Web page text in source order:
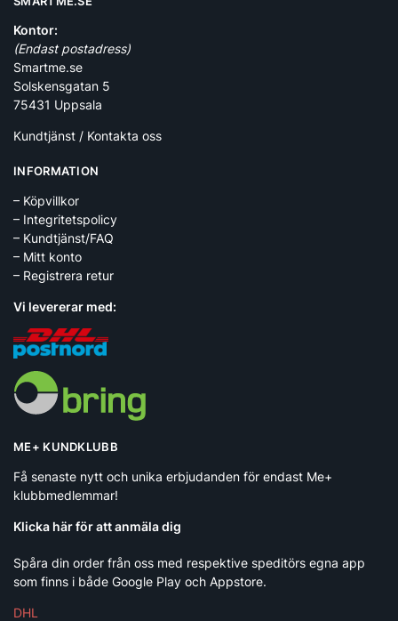
Kontor:
(Endast postadress)
Smartme.se
Solskensgatan 5
75431 Uppsala
Kundtjänst / Kontakta oss
INFORMATION
– Köpvillkor
– Integritetspolicy
– Kundtjänst/FAQ
– Mitt konto
– Registrera retur
Vi levererar med:
ME+ KUNDKLUBB
Få senaste nytt och unika erbjudanden för endast Me+
klubbmedlemmar!
Klicka här för att anmäla dig
Spåra din order från oss med respektive speditörs egna app
som finns i både Google Play och Appstore.
DHL